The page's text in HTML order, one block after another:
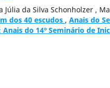
da Silva Schonholzer ,
dos 40 escudos , Anais do
do 14º Seminário de